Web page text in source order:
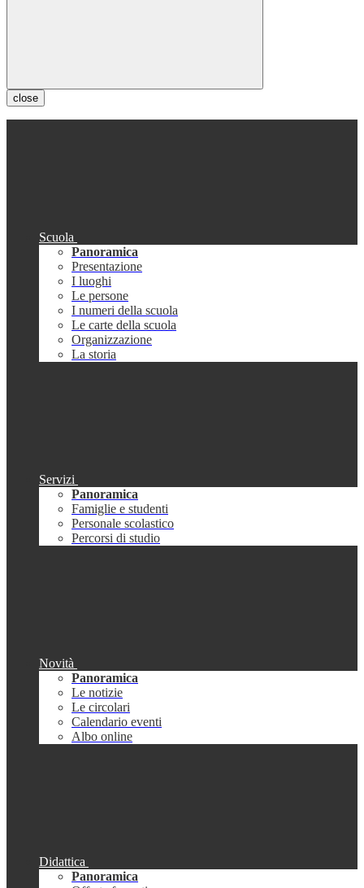
close
Scuola
Panoramica
Presentazione
I luoghi
Le persone
I numeri della scuola
Le carte della scuola
Organizzazione
La storia
Servizi
Panoramica
Famiglie e studenti
Personale scolastico
Percorsi di studio
Novità
Panoramica
Le notizie
Le circolari
Calendario eventi
Albo online
Didattica
Panoramica